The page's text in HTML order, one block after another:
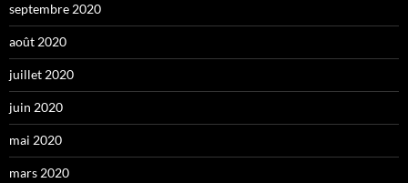
septembre 2020
août 2020
juillet 2020
juin 2020
mai 2020
mars 2020